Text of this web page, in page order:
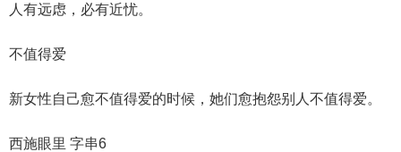
人有远虑，必有近忧。
不值得爱
新女性自己愈不值得爱的时候，她们愈抱怨别人不值得爱。
西施眼里 字串6